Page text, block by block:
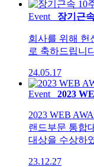
Event 장기근
회사를 위해 헌
로 축하드립니
24.05.17
Event 2023
2023 WEB
랜드부문 통합
대상을 수상하
23.12.27